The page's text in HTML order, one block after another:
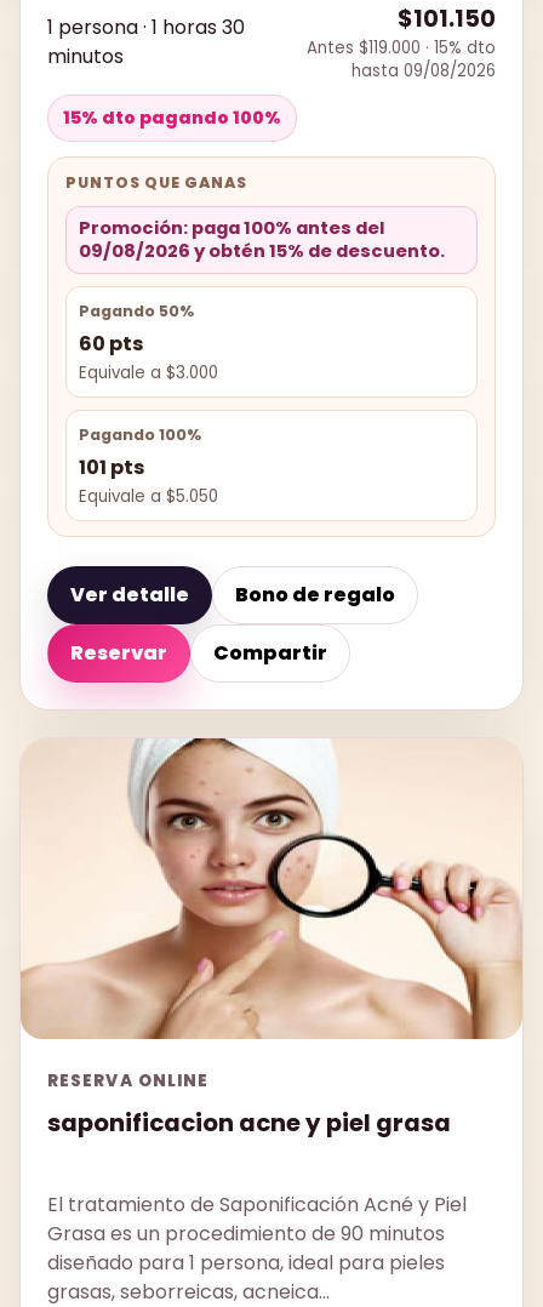
1 persona · 1 horas 30
minutos
$101.150
Antes $119.000 · 15% dto
hasta 09/08/2026
15% dto pagando 100%
PUNTOS QUE GANAS
Promoción: paga 100% antes del
09/08/2026 y obtén 15% de descuento.
Pagando 50%
60 pts
Equivale a $3.000
Pagando 100%
101 pts
Equivale a $5.050
Ver detalle Bono de regalo
Reservar Compartir
RESERVA ONLINE
saponificacion acne y piel grasa
El tratamiento de Saponificación Acné y Piel
Grasa es un procedimiento de 90 minutos
diseñado para 1 persona, ideal para pieles
grasas, seborreicas, acneica...